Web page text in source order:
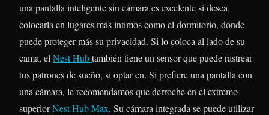
una pantalla inteligente sin cámara es excelente si desea
colocarla en lugares más íntimos como el dormitorio, donde
puede proteger más su privacidad. Si lo coloca al lado de su
cama, el Nest Hubtambién tiene un sensor que puede rastrear
tus patrones de sueño, si optar en. Si prefiere una pantalla con
una cámara, le recomendamos que derroche en el extremo
superiorNest Hub Max. Su cámara integrada se puede utilizar